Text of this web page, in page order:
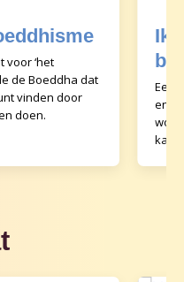
voor ‘het
de Boeddha dat
vinden door
doen.
Ik
Een
en
kan